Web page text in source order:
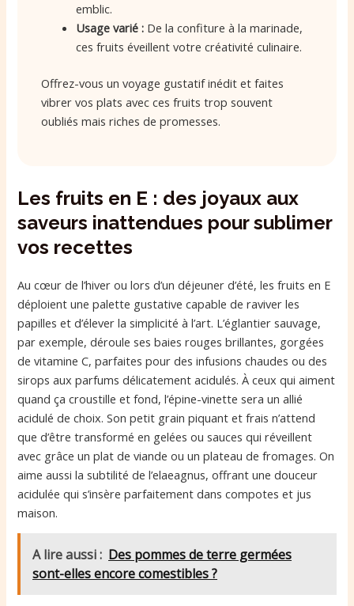
emblic.
Usage varié : De la confiture à la marinade,
ces fruits éveillent votre créativité culinaire.
Offrez-vous un voyage gustatif inédit et faites
vibrer vos plats avec ces fruits trop souvent
oubliés mais riches de promesses.
Les fruits en E : des joyaux aux
saveurs inattendues pour sublimer
vos recettes
Au cœur de l’hiver ou lors d’un déjeuner d’été, les fruits en E
déploient une palette gustative capable de raviver les
papilles et d’élever la simplicité à l’art. L’églantier sauvage,
par exemple, déroule ses baies rouges brillantes, gorgées
de vitamine C, parfaites pour des infusions chaudes ou des
sirops aux parfums délicatement acidulés. À ceux qui aiment
quand ça croustille et fond, l’épine-vinette sera un allié
acidulé de choix. Son petit grain piquant et frais n’attend
que d’être transformé en gelées ou sauces qui réveillent
avec grâce un plat de viande ou un plateau de fromages. On
aime aussi la subtilité de l’elaeagnus, offrant une douceur
acidulée qui s’insère parfaitement dans compotes et jus
maison.
A lire aussi : Des pommes de terre germées
sont-elles encore comestibles ?